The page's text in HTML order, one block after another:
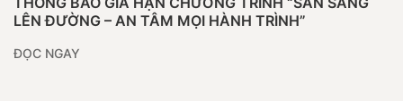
LÊN ĐƯỜNG – AN TÂM MỌI HÀNH TRÌNH”
ĐỌC NGAY